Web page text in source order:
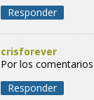
Responder
crisforever
Por los
Responder